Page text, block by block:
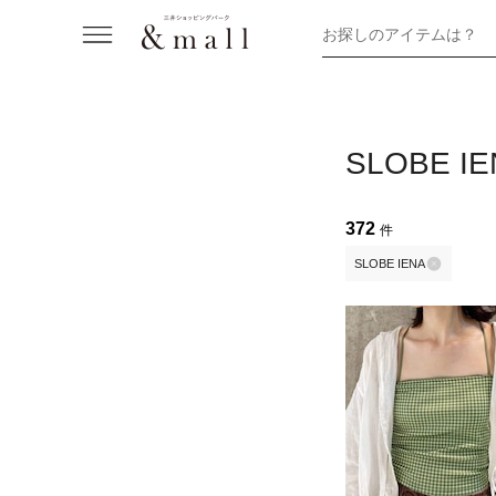
お探しのアイテムは？
SLOBE
372 件
SLOBE IENA